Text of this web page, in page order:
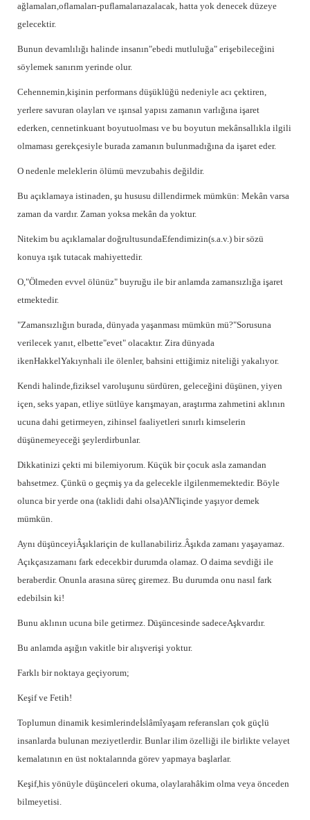
ağlamaları,oflamaları-puflamalarıazalacak, hatta yok denecek düzeye
gelecektir.
Bunun devamlılığı halinde insanın"ebedi mutluluğa" erişebileceğini
söylemek sanırım yerinde olur.
Cehennemin,kişinin performans düşüklüğü nedeniyle acı çektiren,
yerlere savuran olayları ve ışınsal yapısı zamanın varlığına işaret
ederken, cennetinkuant boyutuolması ve bu boyutun mekânsallıkla ilgili
olmaması gerekçesiyle burada zamanın bulunmadığına da işaret eder.
O nedenle meleklerin ölümü mevzubahis değildir.
Bu açıklamaya istinaden, şu hususu dillendirmek mümkün: Mekân varsa
zaman da vardır. Zaman yoksa mekân da yoktur.
Nitekim bu açıklamalar doğrultusundaEfendimizin(s.a.v.) bir sözü
konuya ışık tutacak mahiyettedir.
O,"Ölmeden evvel ölünüz" buyruğu ile bir anlamda zamansızlığa işaret
etmektedir.
"Zamansızlığın burada, dünyada yaşanması mümkün mü?"Sorusuna
verilecek yanıt, elbette"evet" olacaktır. Zira dünyada
ikenHakkelYakıynhali ile ölenler, bahsini ettiğimiz niteliği yakalıyor.
Kendi halinde,fiziksel varoluşunu sürdüren, geleceğini düşünen, yiyen
içen, seks yapan, etliye sütlüye karışmayan, araştırma zahmetini aklının
ucuna dahi getirmeyen, zihinsel faaliyetleri sınırlı kimselerin
düşünemeyeceği şeylerdirbunlar.
Dikkatinizi çekti mi bilemiyorum. Küçük bir çocuk asla zamandan
bahsetmez. Çünkü o geçmiş ya da gelecekle ilgilenmemektedir. Böyle
olunca bir yerde ona (taklidi dahi olsa)AN'Iiçinde yaşıyor demek
mümkün.
Aynı düşünceyiÂşıklariçin de kullanabiliriz.Âşıkda zamanı yaşayamaz.
Açıkçasızamanı fark edecekbir durumda olamaz. O daima sevdiği ile
beraberdir. Onunla arasına süreç giremez. Bu durumda onu nasıl fark
edebilsin ki!
Bunu aklının ucuna bile getirmez. Düşüncesinde sadeceAşkvardır.
Bu anlamda aşığın vakitle bir alışverişi yoktur.
Farklı bir noktaya geçiyorum;
Keşifve Fetih!
Toplumun dinamik kesimlerindeİslâmîyaşam referansları çok güçlü
insanlarda bulunan meziyetlerdir. Bunlar ilim özelliği ile birlikte velayet
kemalatının en üst noktalarında görev yapmaya başlarlar.
Keşif,his yönüyle düşünceleri okuma, olaylarahâkim olma veya önceden
bilmeyetisi.